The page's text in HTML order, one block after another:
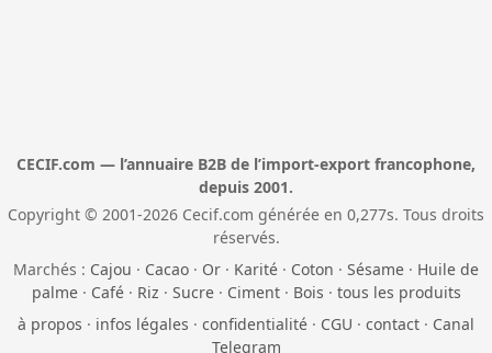
CECIF.com — l’annuaire B2B de l’import-export francophone,
depuis 2001.
Copyright © 2001-2026 Cecif.com générée en 0,277s. Tous droits
réservés.
Marchés : Cajou · Cacao · Or · Karité · Coton · Sésame · Huile de
palme· Café· Riz · Sucre· Ciment· Bois · tous les produits
à propos · infos légales · confidentialité · CGU · contact · Canal
Telegram